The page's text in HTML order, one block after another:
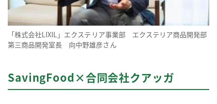
「株式会社LIXIL」エクステリア事業部 エクステリア商品開発部
第三商品開発室長 向中野雄彦さん
SavingFood×合同会社クアッガ